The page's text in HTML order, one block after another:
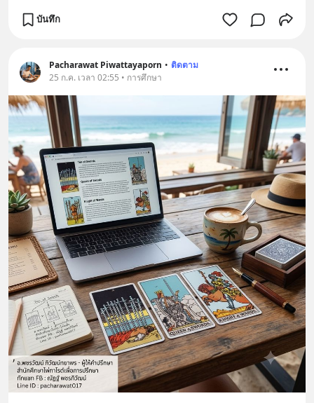
บันทึก
Pacharawat Piwattayaporn • ติดตาม
25 ก.ค. เวลา 02:55 • การศึกษา